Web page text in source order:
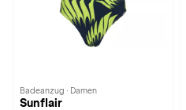
Badeanzug · Damen
Sunflair